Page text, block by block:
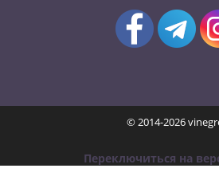
© 2014-2026
Переключиться на